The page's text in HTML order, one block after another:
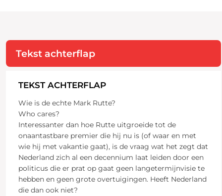
Tekst achterflap
TEKST ACHTERFLAP
Wie is de echte Mark Rutte?
Who cares?
Interessanter dan hoe Rutte uitgroeide tot de
onaantastbare premier die hij nu is (of waar en met
wie hij met vakantie gaat), is de vraag wat het zegt dat
Nederland zich al een decennium laat leiden door een
politicus die er prat op gaat geen langetermijnvisie te
hebben en geen grote overtuigingen. Heeft Nederland
die dan ook niet?